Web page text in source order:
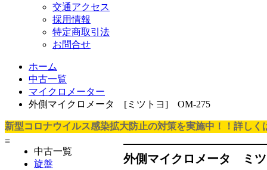
交通アクセス
採用情報
特定商取引法
お問合せ
ホーム
中古一覧
マイクロメーター
外側マイクロメータ [ミツトヨ] OM-275
新型コロナウイルス感染拡大防止の対策を実施中！！詳しく
≡
中古一覧
旋盤
外側マイクロメータ ミ